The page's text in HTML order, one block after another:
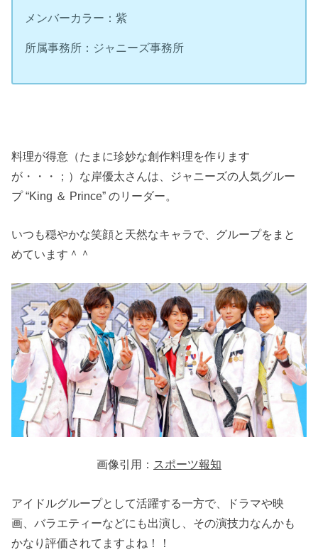
メンバーカラー：紫
所属事務所：ジャニーズ事務所
料理が得意（たまに珍妙な創作料理を作ります
が・・・；）な岸優太さんは、ジャニーズの人気グルー
プ “King ＆ Prince” のリーダー。
いつも穏やかな笑顔と天然なキャラで、グループをまと
めています＾＾
画像引用： スポーツ報知
アイドルグループとして活躍する一方で、ドラマや映
画、バラエティーなどにも出演し、その演技力なんかも
かなり評価されてますよね！！